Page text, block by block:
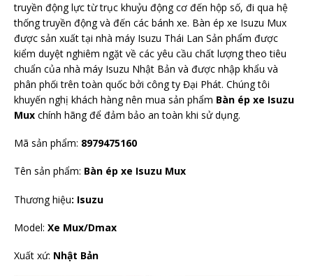
truyền động lực từ trục khuỷu động cơ đến hộp số, đi qua hệ
thống truyền động và đến các bánh xe. Bàn ép xe Isuzu Mux
được sản xuất tại nhà máy Isuzu Thái Lan Sản phẩm được
kiểm duyệt nghiêm ngặt về các yêu cầu chất lượng theo tiêu
chuẩn của nhà máy Isuzu Nhật Bản và được nhập khẩu và
phân phối trên toàn quốc bởi công ty Đại Phát. Chúng tôi
khuyến nghị khách hàng nên mua sản phẩm Bàn ép xe Isuzu
Mux chính hãng để đảm bảo an toàn khi sử dụng.
Mã sản phẩm: 8979475160
Tên sản phẩm: Bàn ép xe Isuzu Mux
Thương hiệu: Isuzu
Model: Xe Mux/Dmax
Xuất xứ: Nhật Bản